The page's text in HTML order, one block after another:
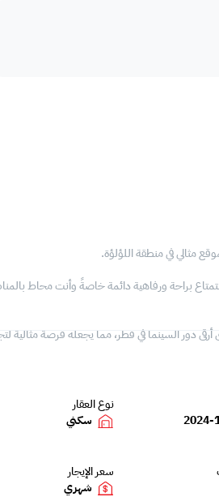
مثالي في منطقة اللؤلؤة.
براحة ورفاهية دائمة خاصةً وأنت محاط
دور السينما في قطر، مما يجعله فرصة مثالية
2024-
نوع العقار
سكني
سعر الإيجار
شهري